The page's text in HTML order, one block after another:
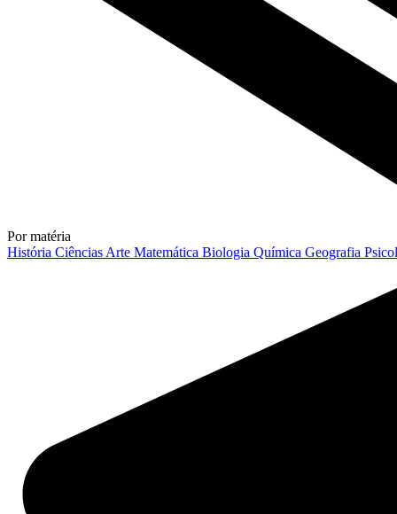
Por matéria
História Ciências Arte Matemática Biologia Química Geografia